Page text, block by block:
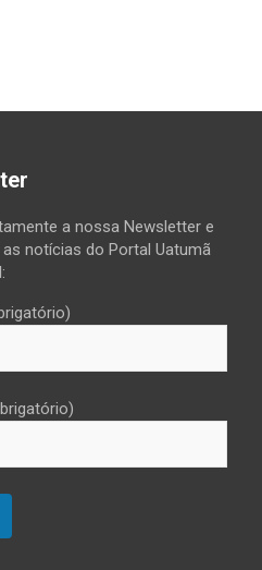
a nossa Newsletter e
notícias do Portal Uatumã